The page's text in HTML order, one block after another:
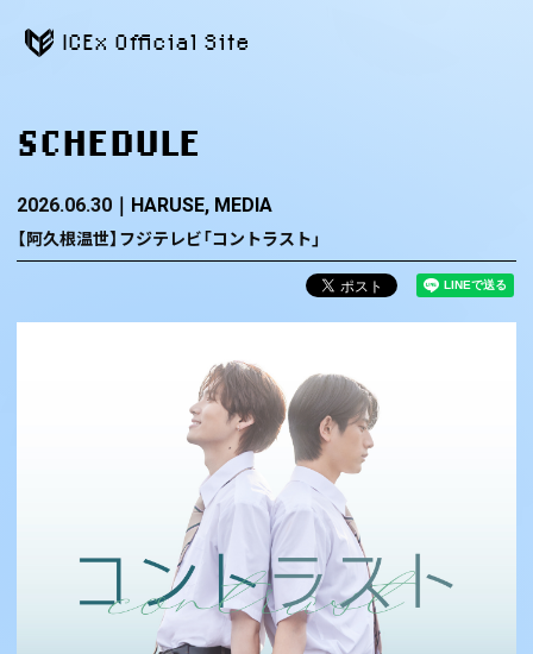
ICEx Official Site
SCHEDULE
2026.06.30 HARUSE MEDIA
【阿久根温世】フジテレビ「コントラスト」